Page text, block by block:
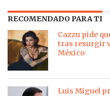
RECOMENDADO PARA TI
Cazzu pide
tras resurgir
México
Luis Miguel